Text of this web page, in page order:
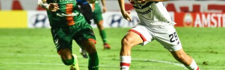
FUTEBOL NACIONAL
FUTEBOL INTERNACIONAL
COMO APOSTAR